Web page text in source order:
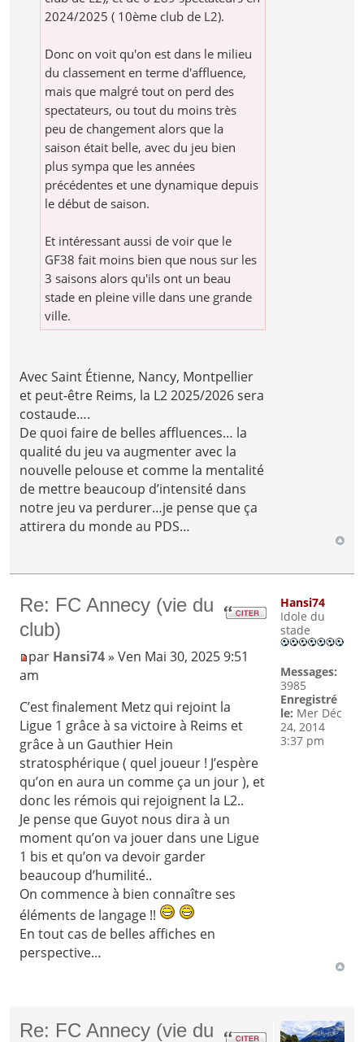
2024/2025 ( 10ème club de L2).
Donc on voit qu'on est dans le milieu
du classement en terme d'affluence,
mais que malgré tout on perd des
spectateurs, ou tout du moins très
peu de changement alors que la
saison était belle, avec du jeu bien
plus sympa que les années
précédentes et une dynamique depuis
le début de saison.
Et intéressant aussi de voir que le
GF38 fait moins bien que nous sur les
3 saisons alors qu'ils ont un beau
stade en pleine ville dans une grande
ville.
Avec Saint Étienne, Nancy, Montpellier
et peut-être Reims, la L2 2025/2026 sera
costaude….
De quoi faire de belles affluences… la
qualité du jeu va augmenter avec la
nouvelle pelouse et comme la mentalité
de mettre beaucoup d’intensité dans
notre jeu va perdurer…je pense que ça
attirera du monde au PDS…
Re: FC Annecy (vie du
club)
par Hansi74» Ven Mai 30, 2025 9:51
am
C’est finalement Metz qui rejoint la
Ligue 1 grâce à sa victoire à Reims et
grâce à un Gauthier Hein
stratosphérique ( quel joueur ! J’espère
qu’on en aura un comme ça un jour ), et
donc les rémois qui rejoignent la L2..
Je pense que Guyot nous dira à un
moment qu’on va jouer dans une Ligue
1 bis et qu’on va devoir garder
beaucoup d’humilité..
On commence à bien connaître ses
éléments de langage !!
En tout cas de belles affiches en
perspective…
Hansi74
Idole du
stade
Messages:
3985
Enregistré
le: Mer Déc
24, 2014
3:37 pm
Re: FC Annecy (vie du